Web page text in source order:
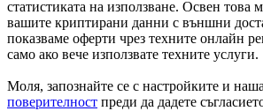
статистиката на използване. Освен това
вашите криптирани данни с външни
показваме оферти чрез техните онлайн
само ако вече използвате техните услуги.
Моля, запознайте се с настройките и
поверителност преди да дадете